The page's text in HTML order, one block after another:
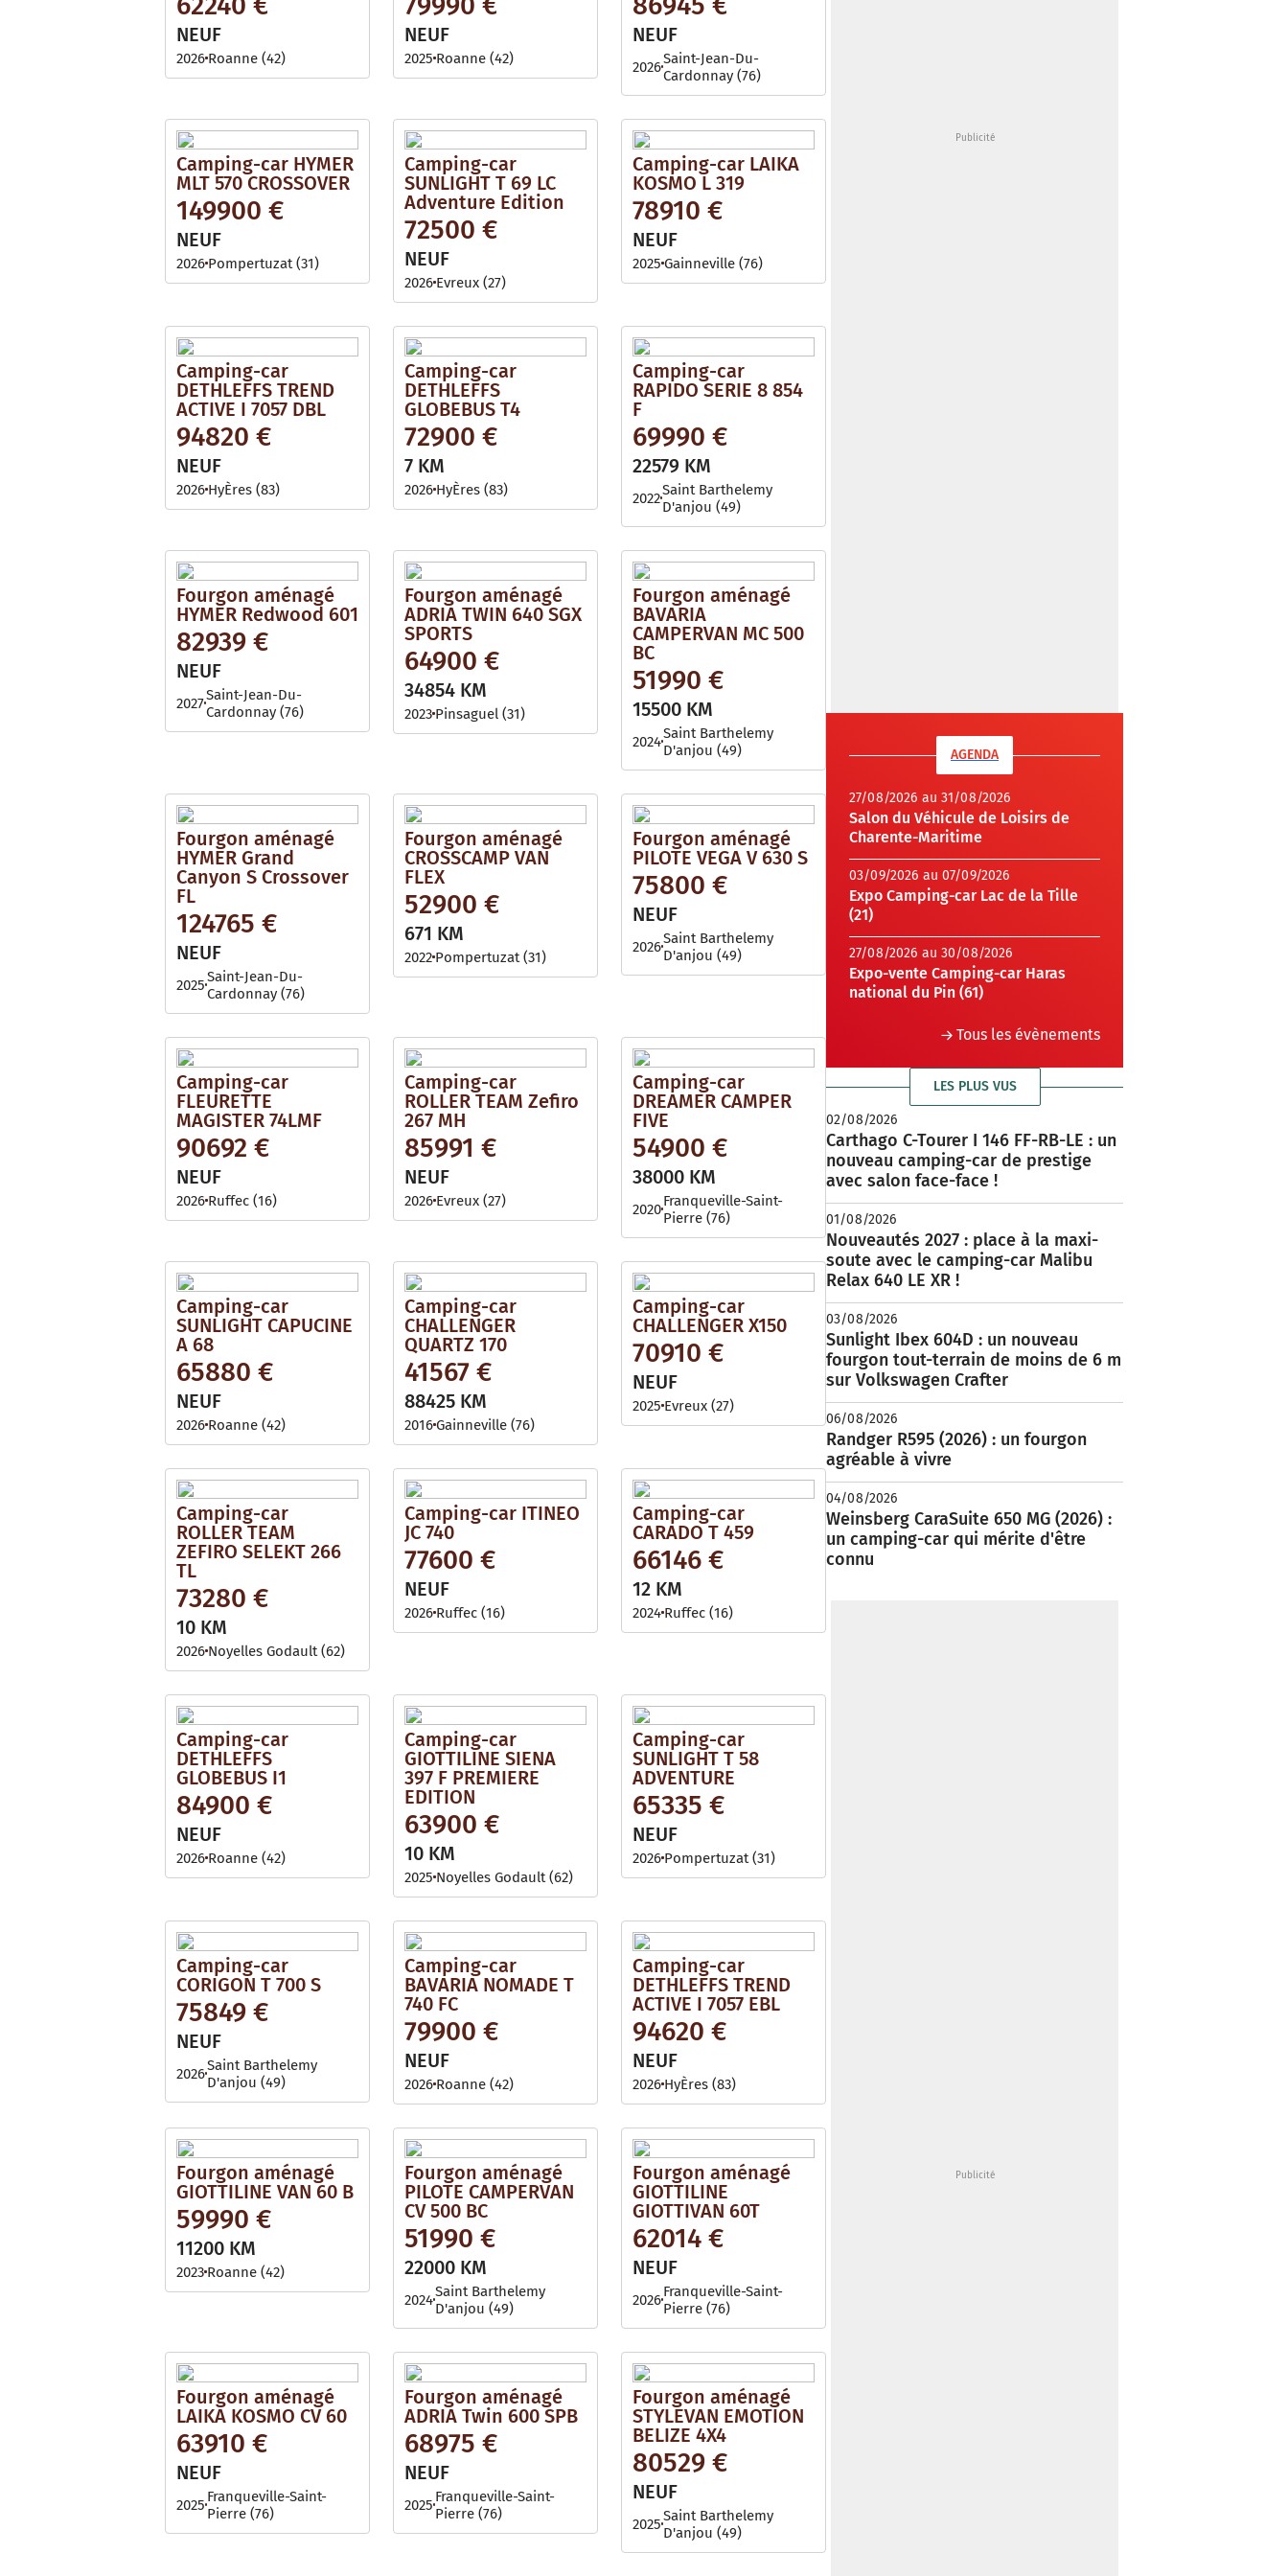
l
l
a
b
l
NEUF
2026 Roanne (42)
NEUF
2025 Roanne (42)
NEUF
2026Saint-Jean-Du-
Cardonnay (76)
Camping-car HYMER
MLT 570 CROSSOVER
149900 €
NEUF
2026 Pompertuzat (31)
Camping-car
SUNLIGHT T 69 LC
Adventure Edition
72500 €
NEUF
2026 Evreux (27)
Camping-car LAIKA
KOSMO L 319
78910 €
NEUF
2025 Gainneville (76)
Camping-car
DETHLEFFS TREND
ACTIVE I 7057 DBL
94820 €
NEUF
2026 HyÈres (83)
Camping-car
DETHLEFFS
GLOBEBUS T4
72900 €
7 KM
2026 HyÈres (83)
Camping-car
RAPIDO SERIE 8 854
F
69990 €
22579 KM
2022Saint Barthelemy
D'anjou (49)
Fourgon aménagé
HYMER Redwood 601
82939 €
NEUF
2027Saint-Jean-Du-
Cardonnay (76)
Fourgon aménagé
ADRIA TWIN 640 SGX
SPORTS
64900 €
34854 KM
2023 Pinsaguel (31)
Fourgon aménagé
BAVARIA
CAMPERVAN MC 500
BC
51990 €
15500 KM
2024Saint Barthelemy
D'anjou (49)
Fourgon aménagé
HYMER Grand
Canyon S Crossover
FL
124765 €
NEUF
2025Saint-Jean-Du-
Cardonnay (76)
Fourgon aménagé
CROSSCAMP VAN
FLEX
52900 €
671 KM
2022 Pompertuzat (31)
Fourgon aménagé
PILOTE VEGA V 630 S
75800 €
NEUF
2026Saint Barthelemy
D'anjou (49)
Camping-car
FLEURETTE
MAGISTER 74LMF
90692 €
NEUF
2026 Ruffec (16)
Camping-car
ROLLER TEAM Zefiro
267 MH
85991 €
NEUF
2026 Evreux (27)
Camping-car
DREAMER CAMPER
FIVE
54900 €
38000 KM
2020Franqueville-Saint-
Pierre (76)
Camping-car
SUNLIGHT CAPUCINE
A 68
65880 €
NEUF
2026 Roanne (42)
Camping-car
CHALLENGER
QUARTZ 170
41567 €
88425 KM
2016Gainneville (76)
Camping-car
CHALLENGER X150
70910 €
NEUF
2025 Evreux (27)
Camping-car
ROLLER TEAM
ZEFIRO SELEKT 266
TL
73280 €
10 KM
2026 Noyelles Godault (62)
Camping-car ITINEO
JC 740
77600 €
NEUF
2026 Ruffec (16)
Camping-car
CARADO T 459
66146 €
12 KM
2024 Ruffec (16)
Camping-car
DETHLEFFS
GLOBEBUS I1
84900 €
NEUF
2026 Roanne (42)
Camping-car
GIOTTILINE SIENA
397 F PREMIERE
EDITION
63900 €
10 KM
2025 Noyelles Godault (62)
Camping-car
SUNLIGHT T 58
ADVENTURE
65335 €
NEUF
2026 Pompertuzat (31)
Camping-car
CORIGON T 700 S
75849 €
NEUF
2026Saint Barthelemy
D'anjou (49)
Camping-car
BAVARIA NOMADE T
740 FC
79900 €
NEUF
2026 Roanne (42)
Camping-car
DETHLEFFS TREND
ACTIVE I 7057 EBL
94620 €
NEUF
2026 HyÈres (83)
Fourgon aménagé
GIOTTILINE VAN 60 B
59990 €
11200 KM
2023 Roanne (42)
Fourgon aménagé
PILOTE CAMPERVAN
CV 500 BC
51990 €
22000 KM
2024Saint Barthelemy
D'anjou (49)
Fourgon aménagé
GIOTTILINE
GIOTTIVAN 60T
62014 €
NEUF
2026Franqueville-Saint-
Pierre (76)
Fourgon aménagé
LAIKA KOSMO CV 60
63910 €
NEUF
2025 Franqueville-Saint-
Pierre (76)
Fourgon aménagé
ADRIA Twin 600 SPB
68975 €
NEUF
2025 Franqueville-Saint-
Pierre (76)
Fourgon aménagé
STYLEVAN EMOTION
BELIZE 4X4
80529 €
NEUF
2025Saint Barthelemy
D'anjou (49)
AGENDA
27/08/2026 au 31/08/2026
Salon du Véhicule de Loisirs de
Charente-Maritime
03/09/2026 au 07/09/2026
Expo Camping-car Lac de la Tille
(21)
27/08/2026 au 30/08/2026
Expo-vente Camping-car Haras
national du Pin (61)
Tous les évènements
LES PLUS VUS
02/08/2026
Carthago C-Tourer I 146 FF-RB-LE : un
nouveau camping-car de prestige
avec salon face-face !
01/08/2026
Nouveautés 2027 : place à la maxi-
soute avec le camping-car Malibu
Relax 640 LE XR !
03/08/2026
Sunlight Ibex 604D : un nouveau
fourgon tout-terrain de moins de 6 m
sur Volkswagen Crafter
06/08/2026
Randger R595 (2026) : un fourgon
agréable à vivre
04/08/2026
Weinsberg CaraSuite 650 MG (2026) :
un camping-car qui mérite d'être
connu